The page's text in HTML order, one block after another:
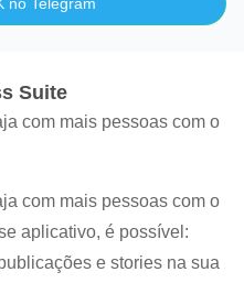
Suite
com mais pessoas com o
com mais pessoas com o
aplicativo, é possível:
e stories na sua